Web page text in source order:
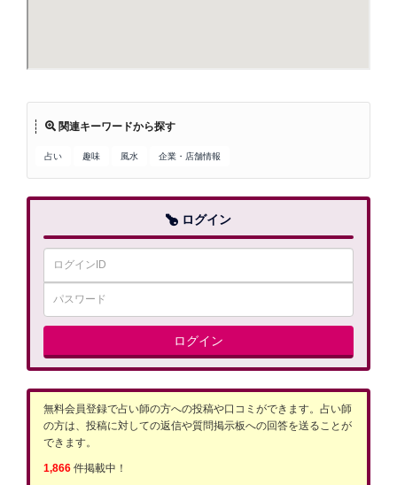
関連キーワードから探す
占い 趣味 風水 企業・店舗情報
ログイン
ログイン
無料会員登録で占い師の方への投稿や口コミができます。占い師
の方は、投稿に対しての返信や質問掲示板への回答を送ることが
できます。
1,866 件掲載中！